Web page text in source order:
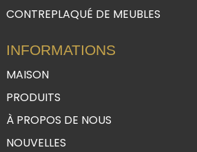
CONTREPLAQUÉ DE MEUBLES
INFORMATIONS
MAISON
PRODUITS
À PROPOS DE NOUS
NOUVELLES